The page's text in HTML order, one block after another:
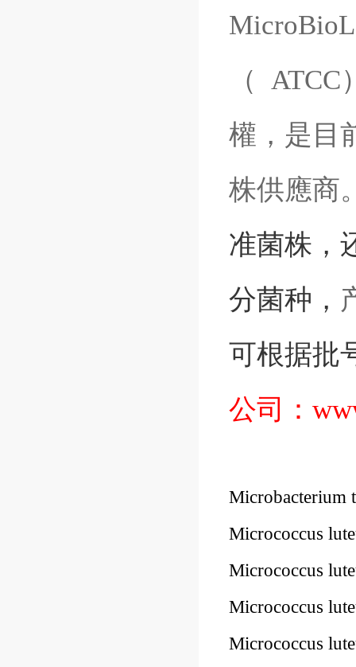
（ ATCC
權，是目
株供應商
准菌株 ，
分菌种，
可根据批
公司：
Microbacterium
Micrococcus
Micrococcus
Micrococcus
Micrococcus